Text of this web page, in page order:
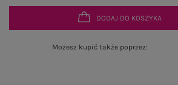
DODAJ DO KOSZYKA
Możesz kupić także poprzez: